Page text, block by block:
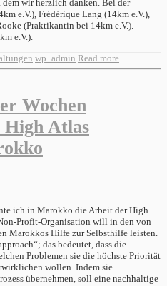
dem wir herzlich danken. Bei der
e.V.), Frédérique Lang (14km e.V.),
(Praktikantin bei 14km e.V.).
e.V.).
wp_admin Read more
Wochen
Atlas
sich die Frauen versammelt haben, erklärt Fatima das Projekt und die Bedingungen, die erfüllt werden müssen um die Unterstützung der Regierung zu bekommen. Im Anschluss wurden auch hier die Namen der Teilnehmerinnen aufgeschrieben. Diese Treffen waren lebhafte Angelegenheiten, oft an der frischen Luft vor einem der Häuser; die Frauen genossen sichtlich die Abwechslung und gegen Ende konnten wir uns vor Einladungen zum Tee kaum retten. Bei einem weiteren Treffen zu den Möglichkeiten des Tourismus in der Region Toubkal konnte ich ebenfalls anwesend sein. Zu diesem Treffen versammelten sich sowohl Frauen als auch Männer um Ideen zu sammeln wie sie ihre touristisch weitgehend unentdeckte Region bekannter machen können. Zu Beginn wurde ein Bericht über ein Tamazight Filmfestival in Tiznit gezeigt. Dieses hatte Berühmtheiten in die Region gebracht und die Region mit positiver Berichterstattung mehr in den Fokus des Tourismus gerückt. Um diesen Ansatz in der Region Toubkal zu adaptieren, gab es die Idee ein Festival des Handwerks und der Handarbeiten zu organisieren. Die lebhafte Diskussion wurde von den Männern dominiert, die meisten der Frauen waren eher still, da sie es nicht gewohnt sind vor fremden Männern eine Meinung zu vertreten. Fatima versicherte mir jedoch, dass sie von dem Konzept begeistert sind und eine Menge Ideen haben wie man es realisieren könnte. Es wurde unter anderem der Verkauf von selbstgemachten Marmeladen diskutiert und Fatima stellte ein Projekt vor, bei dem die Frauen von Amsouzarte gelernt haben ihre Wolle mit natürlichen Farben wie etwa Henna, Walnussschalen und Kamille zu färben. Bei den Treffen konnte ich aufgrund meiner mangelnden Tashelhit-Kenntnisse hauptsächlich beobachten und diente Fatima als Fotografin. Da über alle Tätigkeiten im Feld Protokoll geführt werden muss, und Berichte geschrieben werden, hat Fatima neben ihren Koordinationstätigkeiten viel Schreibarbeit zu tun. Sie fertigt die Berichte auf Arabisch an, soll diese nach Möglichkeit aber auch entweder auf Französisch oder Englisch abliefern. Hier konnte ich sie unterstützen und gemeinsam lief die Übersetzungsarbeit schneller. Die Hilfe beim Übersetzen der Berichte vergangener Treffen, bedeutete für mich die Möglichkeit, einen genaueren Einblick in die Dynamik der Treffen und die Belange der Teilnehmer zu gewinnen. Die Hintergrundinformationen die ich in den ersten Tagen in Marrakesch bekommen hatte, waren sehr aufschlussreich, da ich keine Vorkenntnisse über die Region hatte und die Statistiken über Armut, Kindersterblichkeit und Analphabetismus erschreckend sind. Vor Ort zeigt sich ein anderes Bild: die Landschaft wirkt paradiesisch, die Menschen freundlich und glücklich. Diese widersprüchlichen Eindrücke kommen dennoch in Einklang wenn man etwas länger vor Ort bleibt. Es zeigt sich dass die Kinder mit Begeisterung und Fleiß Französisch und Arabisch lernen und mit zwei verschiedenen Schriftsystemen zurechtkommen. Ältere Menschen dagegen können zwar Arabisch lesen, können aber mit ungewohnten Wörtern nicht gut umgehen. Mir schien es, dass sie gelernt hatten mit ihrer Leseschwäche zurechtzukommen und diese teilweise zu verschleiern. Die zahlreichen Kinder wirken größtenteils gesund und lebhaft, und doch erfährt man nebenbei von verstorbenen Geschwistern. Die Armut lässt sich selten auf den ersten Blick erkennen und selbstverständlich gehörte meine Gastfamilie nicht zu den Ärmeren der Region. Auf unseren Besuchen in verschiedenen Dörfern kamen Fatima und ich jedoch sehr oft bei Verwandten von ihr vorbei, denen dann natürlich ein kurzer Besuch abgestattet werden musste. Hier ließ sich am ehesten ein Eindruck von den unterschiedlichen Lebensumständen der Menschen gewinnen. Durch den geteilten Alltag des Familienlebens habe ich am meisten über die Kultur und Lebensweise im Hohen Atlas gelernt. Durch gemeinsame Aktivitäten; vom morgendlichen Brotbacken auf dem Feuer, über die geteilten Mahlzeiten, das Spielen mit den Kindern oder den Besuch des Dorf-Hammams, lernte ich die Frauen besser kennen und konnte viel über ihr tägliches Leben erfahren. Besondere Ereignisse wie etwa der Besuch einer Henna-Nacht sowie des Abschieds der Braut von ihrer Familie und ihren Freunden vor der Hochzeit, gaben mir einen Eindruck von den kulturellen und musikalischen Traditionen der Menschen. Mein Aufenthalt in Amsouzarte war für mich eine sehr wertvolle Erfahrung, bei der ich viel über die Vorteile und Schwierigkeiten des „participatory approach“ lernen konnte. Obwohl die Umsetzung nicht immer einfach ist, bin ich von der Wichtigkeit dieser Vorgehensweise überzeugt. Es ist beeindruckend zu sehen mit welchem Engagement die Probleme der Region angegangen werden und wie zusammen gearbeitet wird um die Herausforderungen der Zukunft zu meistern." Die von uns wiedergegebenen Ber